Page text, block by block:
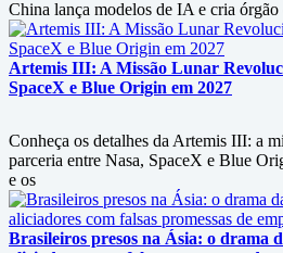
China lança modelos de IA e cria
Artemis III: A Missão Lunar
SpaceX e Blue Origin em 2027
Conheça os detalhes da Artemis III: a
parceria entre Nasa, SpaceX e Blue
e os
Brasileiros presos na Ásia: o drama